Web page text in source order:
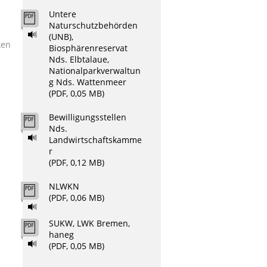
Untere
Naturschutzbehörden
(UNB),
Biosphärenreservat
Nds. Elbtalaue,
Nationalparkverwaltun
g Nds. Wattenmeer
(PDF, 0,05 MB)
Bewilligungsstellen
Nds.
Landwirtschaftskamme
r
(PDF, 0,12 MB)
NLWKN
(PDF, 0,06 MB)
SUKW, LWK Bremen,
haneg
(PDF, 0,05 MB)